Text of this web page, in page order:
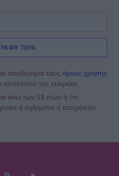
ΤΩΡΑ
αποδέχομαι τους όρους χρήσης
ιστοτόπου της εταιρείας
άνω των 18 ετών ή ότι
ή κηδεμόνα ή επιτρόπου